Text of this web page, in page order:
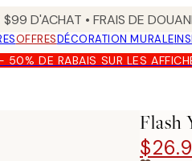
D'ACHAT • FRAIS DE
OFFRESDÉCORATION MURALE
50% DE RABAIS SUR LES
Flash